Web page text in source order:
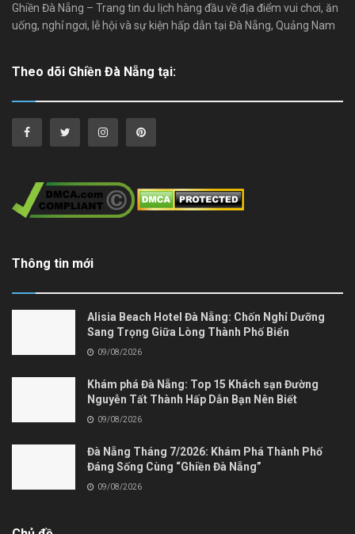
Ghiền Đà Nẵng – Trang tin du lịch hàng đầu về địa điểm vui chơi, ăn
uống, nghỉ ngơi, lễ hội và sự kiện hấp dẫn tại Đà Nẵng, Quảng Nam
Theo dõi Ghiền Đà Nẵng tại:
Thông tin mới
Alisia Beach Hotel Đà Nẵng: Chốn Nghỉ Dưỡng
Sang Trọng Giữa Lòng Thành Phố Biển
09/08/2026
Khám phá Đà Nẵng: Top 15 Khách sạn Đường
Nguyễn Tất Thành Hấp Dẫn Bạn Nên Biết
09/08/2026
Đà Nẵng Tháng 7/2026: Khám Phá Thành Phố
Đáng Sống Cùng “Ghiền Đà Nẵng”
09/08/2026